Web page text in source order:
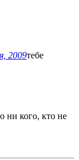
2009тебе
ни кого, кто не